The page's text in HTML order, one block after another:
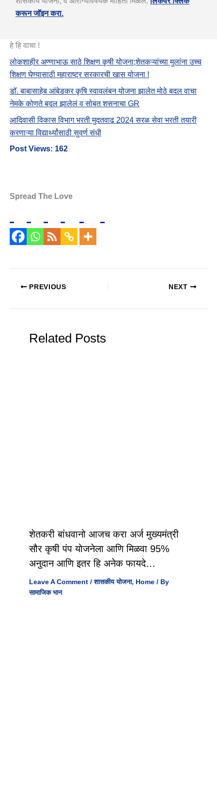
करून जॉइन करा.
हे हि वाचा !
लोकशाहीर अण्णाभाऊ साठे शिक्षण कृषी योजना;शेतकऱ्यांच्या मुलांना उच्च
शिक्षण घेण्यासाठी महाराष्ट्र सरकारची खास योजना !
डॉ. बाबासाहेब आंबेडकर कृषि स्वावलंबन योजना झालेत मोठे बदल वाचा
नेमके कोणते बदल झालेलं व सोबत शसनाचा GR
आदिवासी विकास विभाग भरती मुदतवाढ 2024 सरळ सेवा भरती तयारी
करणाऱ्या विद्यार्थ्यांसाठी सुवर्ण संधी
Post Views: 162
Spread The Love
PREVIOUS NEXT
Related Posts
शेतकरी बांधवानो आजच करा अर्ज मुख्यमंत्री
सौर कृषी पंप योजनेला आणि मिळवा 95%
अनुदान आणि इतर हि अनेक फायदे…
Leave A Comment /शासकीय योजना, Home / By
सामाजिक भान